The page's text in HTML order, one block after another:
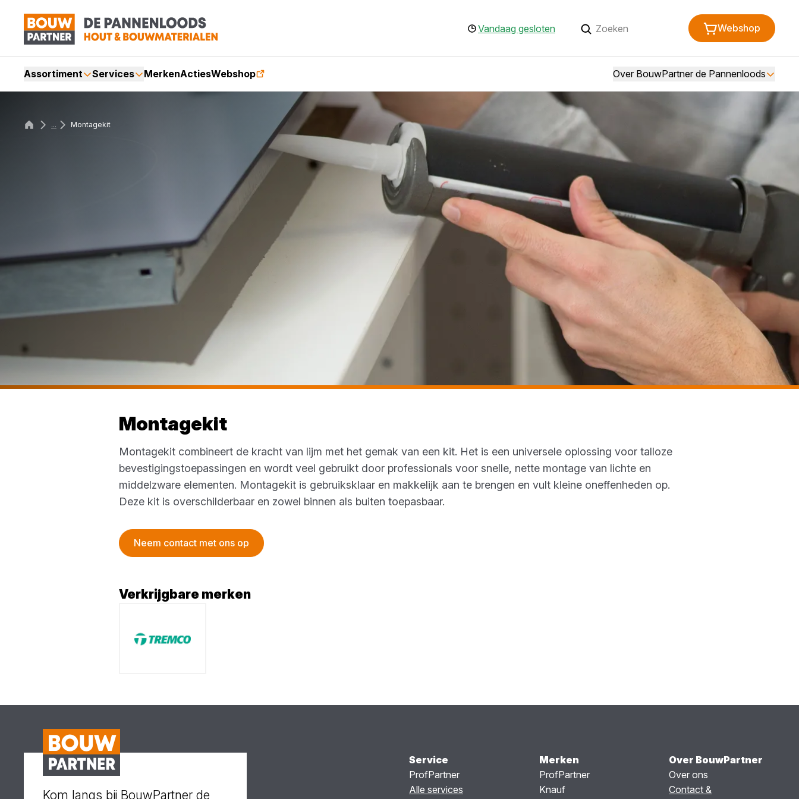
Vandaag gesloten Webshop
Assortiment Services MerkenActiesWebshop Over BouwPartner de Pannenloods
... Montagekit
Montagekit
Montagekit combineert de kracht van lijm met het gemak van een kit. Het is een universele oplossing voor talloze
bevestigingstoepassingen en wordt veel gebruikt door professionals voor snelle, nette montage van lichte en
middelzware elementen. Montagekit is gebruiksklaar en makkelijk aan te brengen en vult kleine oneffenheden op.
Deze kit is overschilderbaar en zowel binnen als buiten toepasbaar.
Neem contact met ons op
Verkrijgbare merken
Kom langs bij BouwPartner de
Service
ProfPartner
Alle services
Merken
ProfPartner
Knauf
Over BouwPartner
Over ons
Contact &